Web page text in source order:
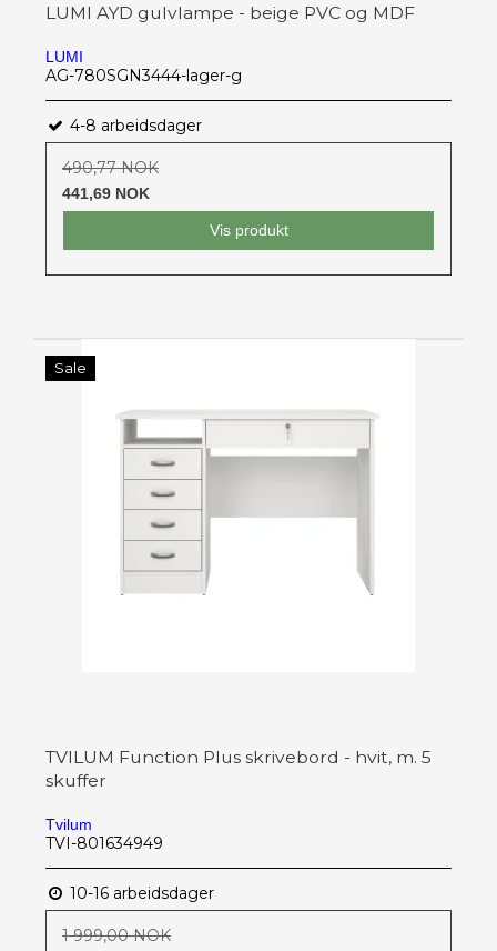
LUMI AYD gulvlampe - beige PVC og MDF
LUMI
AG-780SGN3444-lager-g
4-8 arbeidsdager
490,77 NOK
441,69 NOK
Vis produkt
Sale
TVILUM Function Plus skrivebord - hvit, m. 5
skuffer
Tvilum
TVI-801634949
10-16 arbeidsdager
1 999,00 NOK